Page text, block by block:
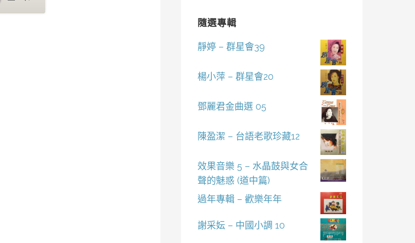
隨選專輯
靜婷 – 群星會39
楊小萍 – 群星會20
鄧麗君金曲選 05
陳盈潔 – 台語老歌珍藏12
效果音樂 5 – 水晶鼓與女合
聲的魅惑 (道中篇)
過年專輯 – 歡樂年年
謝采妘 – 中國小調 10